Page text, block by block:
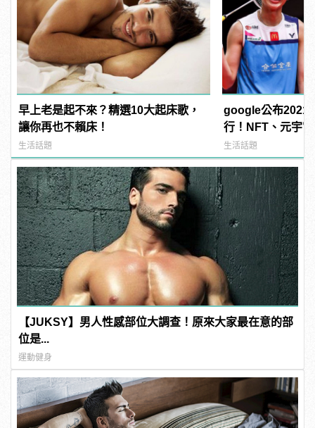
早上老是起不來？精選10大起床歌，
讓你再也不賴床！
生活話題
google公布2021
行！NFT、元宇
榜！ |
生活話題
【JUKSY】男人性感部位大調查！原來大家最在意的部
位是...
運動健身